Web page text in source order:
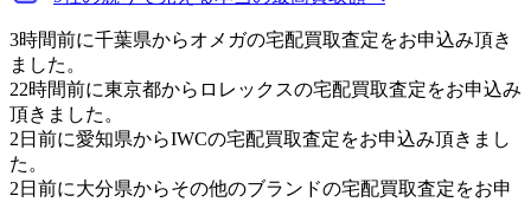
3時間前に千葉県からオメガの宅配買取査定をお申込み頂き
ました。
22時間前に東京都からロレックスの宅配買取査定をお申込み
頂きました。
2日前に愛知県からIWCの宅配買取査定をお申込み頂きまし
た。
2日前に大分県からその他のブランドの宅配買取査定をお申